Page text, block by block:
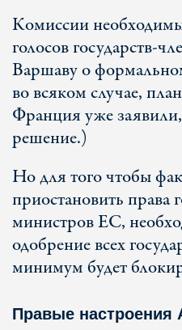
Комиссии
голосов государств-
Варшаву о
во всяком случае,
Франция уже
решение.)
Но для того чтобы
приостановить права
министров ЕС,
одобрение всех
минимум будет
Правые настроения